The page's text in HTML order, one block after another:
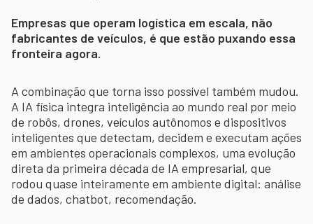
Empresas que operam logística em escala, não
fabricantes de veículos, é que estão puxando essa
fronteira agora.
A combinação que torna isso possível também mudou.
A IA física integra inteligência ao mundo real por meio
de robôs, drones, veículos autônomos e dispositivos
inteligentes que detectam, decidem e executam ações
em ambientes operacionais complexos, uma evolução
direta da primeira década de IA empresarial, que
rodou quase inteiramente em ambiente digital: análise
de dados, chatbot, recomendação.